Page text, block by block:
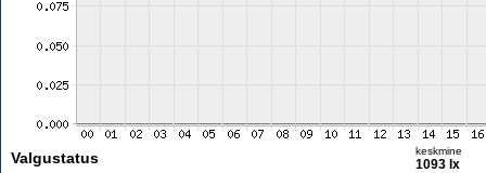
Valgustatus keskmine
1093 lx